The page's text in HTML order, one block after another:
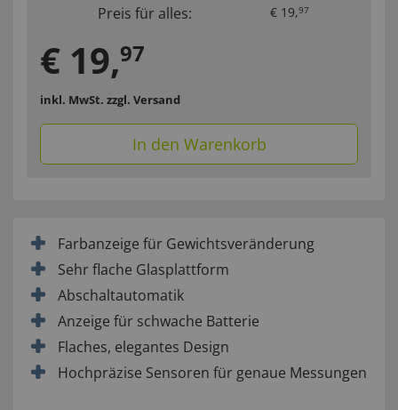
Preis für alles: € 19,97
€ 19,97
inkl. MwSt. zzgl. Versand
In den Warenkorb
Farbanzeige für Gewichtsveränderung
Sehr flache Glasplattform
Abschaltautomatik
Anzeige für schwache Batterie
Flaches, elegantes Design
Hochpräzise Sensoren für genaue Messungen